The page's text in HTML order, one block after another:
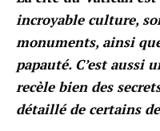
incroyable culture,
monuments, ainsi
papauté. C’est aussi
recèle bien des
détaillé de certains